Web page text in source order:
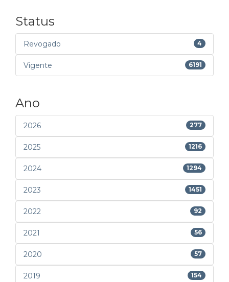
Status
Revogado 4
Vigente 6191
Ano
2026 277
2025 1216
2024 1294
2023 1451
2022 92
2021 56
2020 57
2019 154